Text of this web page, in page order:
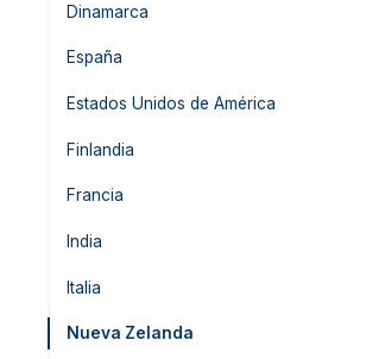
Dinamarca
España
Estados Unidos de América
Finlandia
Francia
India
Italia
Nueva Zelanda